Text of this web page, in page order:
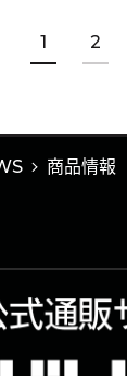
1 2
商品情報